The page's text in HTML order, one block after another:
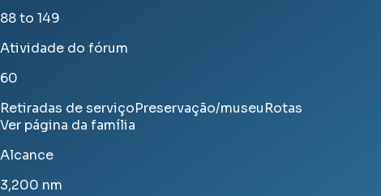
88 to 149
Atividade do fórum
60
Retiradas de serviçoPreservação/museuRotas
Ver página da família
Alcance
3,200 nm